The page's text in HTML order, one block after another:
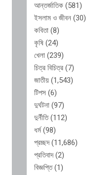
আন্তর্জাতিক (581)
ইসলাম ও জীবন (30)
কবিতা (8)
কৃষি (24)
খেলা (239)
চিত্র বিচিত্র (7)
জাতীয় (1,543)
টিপস (6)
দুর্ঘটনা (97)
দুর্নীতি(112)
ধর্ম(98)
প্রচ্ছদ(11,686)
প্রতিবাদ(2)
বিজ্ঞপ্তি(1)